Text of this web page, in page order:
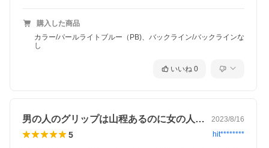
購入した商品
カラー/パールライトブルー（PB)、バックライン/バックラインな
し
いいね 0
男の人のグリップは山程あるのに女の人の… 2023/8/16
5 hit********